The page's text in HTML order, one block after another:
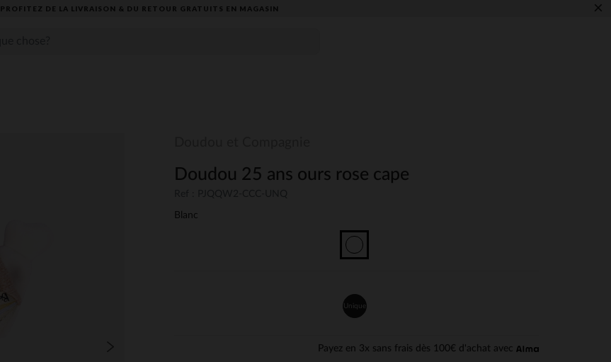
PROFITEZ DE LA LIVRAISON & DU RETOUR GRATUITS EN MAGASIN​ ×
Doudou 25 ans ours rose cape
Blanc
Unique
Payez en 3x sans frais dès 100€ d'achat avec